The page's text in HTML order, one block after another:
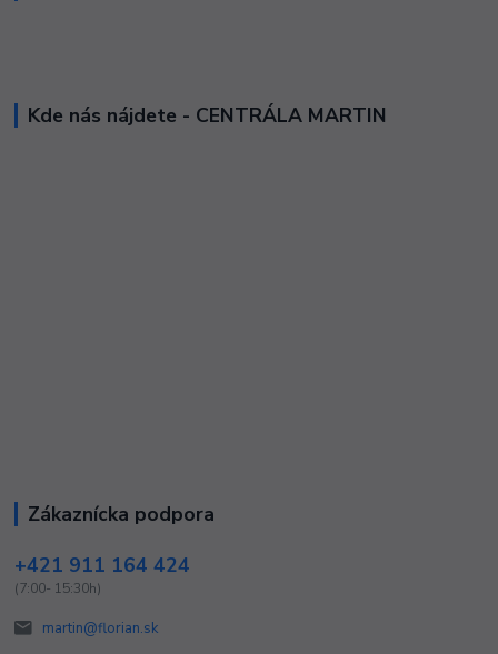
Kde nás nájdete - CENTRÁLA MARTIN
Zákaznícka podpora
+421 911 164 424
(7:00- 15:30h)
martin@florian.sk